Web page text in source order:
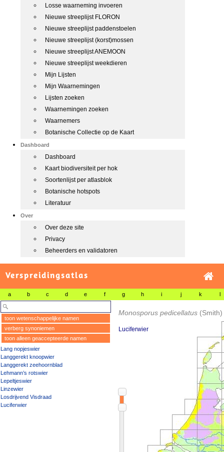
Losse waarneming invoeren
Nieuwe streeplijst FLORON
Nieuwe streeplijst paddenstoelen
Nieuwe streeplijst (korst)mossen
Nieuwe streeplijst ANEMOON
Nieuwe streeplijst weekdieren
Mijn Lijsten
Mijn Waarnemingen
Lijsten zoeken
Waarnemingen zoeken
Waarnemers
Botanische Collectie op de Kaart
Dashboard
Dashboard
Kaart biodiversiteit per hok
Soortenlijst per atlasblok
Botanische hotspots
Literatuur
Over
Over deze site
Privacy
Beheerders en validatoren
Verspreidingsatlas
a b c d e f g h i j k l
toon wetenschappelijke namen
verberg synoniemen
toon alleen geaccepteerde namen
Lang nopjeswier
Langgerekt knoopwier
Langgerekt zeehoornblad
Lehmann’s rotswier
Lepeltjeswier
Linzewier
Losdrijvend Visdraad
Luciferwier
Monosporus pedicellatus
Luciferwier